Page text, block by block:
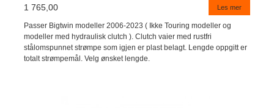
1 765,00 Les mer
Passer Bigtwin modeller 2006-2023 ( Ikke Touring modeller og
modeller med hydraulisk clutch ). Clutch vaier med rustfri
stålomspunnet strømpe som igjen er plast belagt. Lengde oppgitt er
totalt strømpemål. Velg ønsket lengde.